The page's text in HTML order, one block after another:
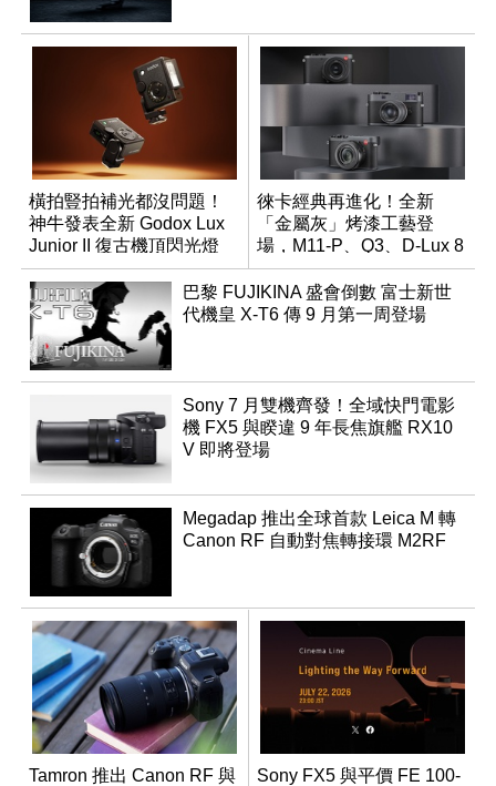
橫拍豎拍補光都沒問題！
神牛發表全新 Godox Lux
Junior II 復古機頂閃光燈
徠卡經典再進化！全新
「金屬灰」烤漆工藝登
場，M11-P、Q3、D-Lux 8
領銜換裝
巴黎 FUJIKINA 盛會倒數 富士新世
代機皇 X-T6 傳 9 月第一周登場
Sony 7 月雙機齊發！全域快門電影
機 FX5 與睽違 9 年長焦旗艦 RX10
V 即將登場
Megadap 推出全球首款 Leica M 轉
Canon RF 自動對焦轉接環 M2RF
Tamron 推出 Canon RF 與
Sony FX5 與平價 FE 100-